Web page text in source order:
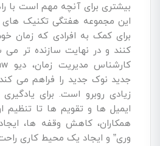
بیشتری برای آنچه مهم است با
این مجموعه هفتگی تکنیک های
برای کمک به افرادی که زمان
کنند و در نهایت سازنده تر می
جدید نوک جدید را فراهم می
زیادی روبرو است. برای
ایمیل ها و تقویم ها تا تنظیم
همکاران، کاهش وقفه ها،
وری” و ایجاد یک محیط کاری راحت